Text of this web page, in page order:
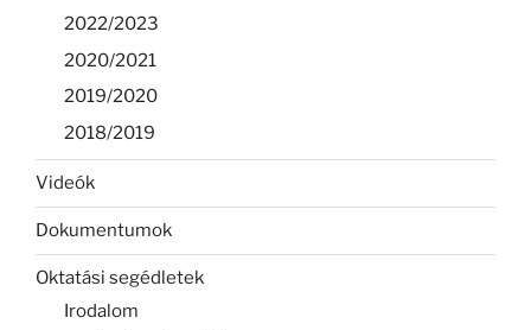
2022/2023
2020/2021
2019/2020
2018/2019
Videók
Dokumentumok
Oktatási segédletek
Irodalom